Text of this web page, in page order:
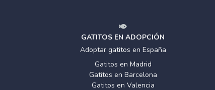
GATITOS EN ADOPCIÓN
Adoptar gatitos en España
Gatitos en Madrid
Gatitos en Barcelona
Gatitos en Valencia